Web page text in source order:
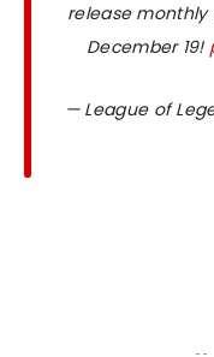
release
December 19!
— League of